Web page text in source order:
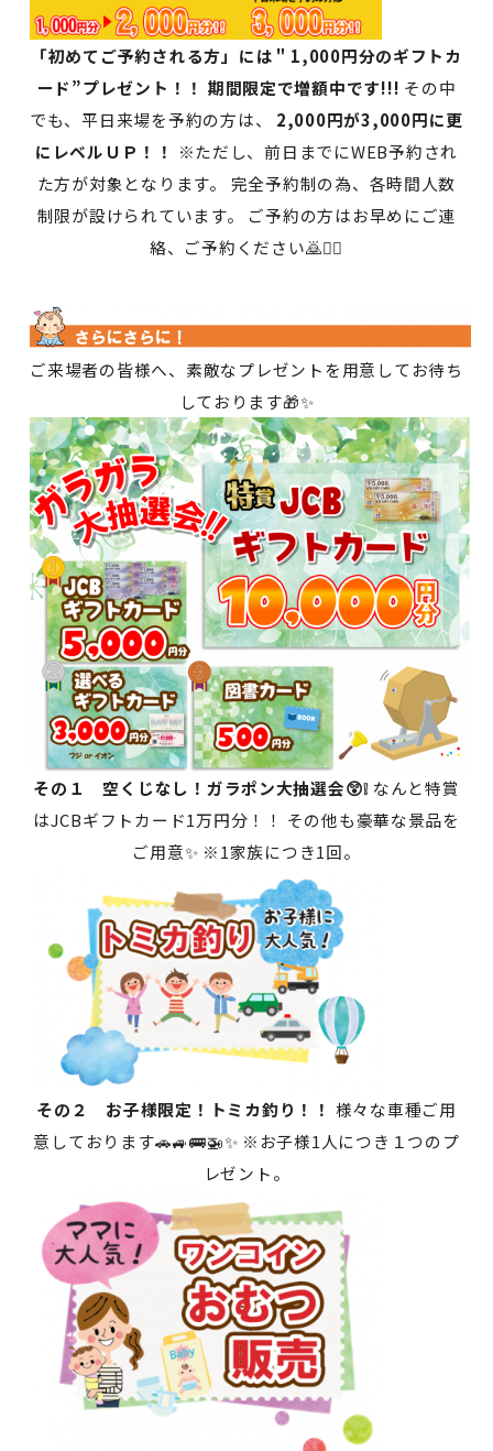
「初めてご予約される方」には＂1,000円分のギフトカ
ード”プレゼント！！ 期間限定で増額中です!!! その中
でも、平日来場を予約の方は、
2,000円が3,000円に更
にレベルＵＰ！！
※ただし、前日までにWEB予約され
た方が対象となります。 完全予約制の為、各時間人数
制限が設けられています。 ご予約の方はお早めにご連
絡、ご予約ください🙇🙇‍♀️
ご来場者の皆様へ、素敵なプレゼントを用意してお待ち
しております🎁✨
その１ 空くじなし！ガラポン大抽選会😲❕ なんと特賞
はJCBギフトカード1万円分！！ その他も豪華な景品を
ご用意✨ ※1家族につき1回。
その２ お子様限定！トミカ釣り！！ 様々な車種ご用
意しております🚗🚙🚌🚁✨ ※お子様1人につき１つのプ
レゼント。